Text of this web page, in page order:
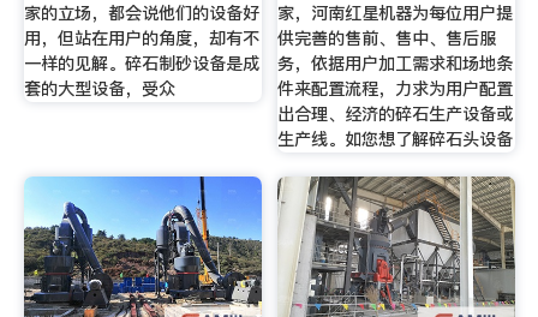
家的立场，都会说他们的设备好
用，但站在用户的角度，却有不
一样的见解。碎石制砂设备是成
套的大型设备，受众
家，河南红星机器为每位用户提
供完善的售前、售中、售后服
务，依据用户加工需求和场地条
件来配置流程，力求为用户配置
出合理、经济的碎石生产设备或
生产线。如您想了解碎石头设备